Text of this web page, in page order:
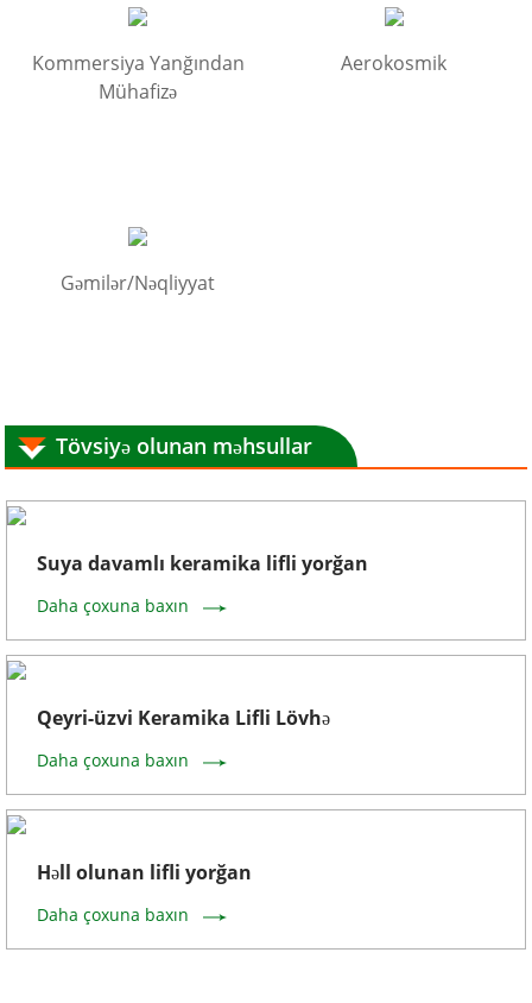
Kommersiya Yanğından
Mühafizə
Aerokosmik
Gəmilər/Nəqliyyat
Tövsiyə olunan məhsullar
Suya davamlı keramika lifli yorğan
Daha çoxuna baxın
Qeyri-üzvi Keramika Lifli Lövhə
Daha çoxuna baxın
Həll olunan lifli yorğan
Daha çoxuna baxın